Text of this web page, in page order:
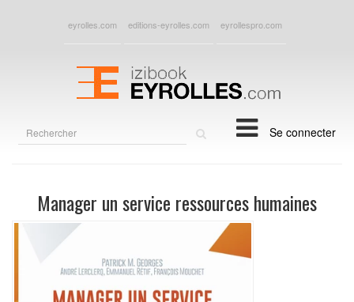
eyrolles.com editions-eyrolles.com eyrollespro.com
Se connecter
Manager un service ressources humaines